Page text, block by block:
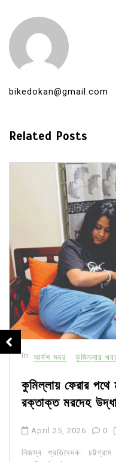
bikedokan@gmail.com
Related Posts
In আর্দশ সদর কুমিল্লার
কুমিল্লায় ফেরার
রক্তাক্ত মরদেহ
April 25, 2026 0
নিজস্ব প্রতিবেদক: